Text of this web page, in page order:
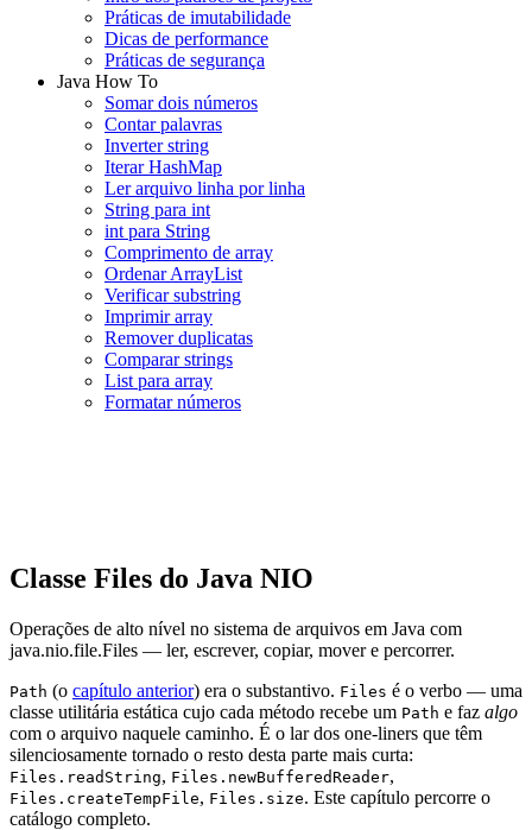
Práticas de imutabilidade
Dicas de performance
Práticas de segurança
Java How To
Somar dois números
Contar palavras
Inverter string
Iterar HashMap
Ler arquivo linha por linha
String para int
int para String
Comprimento de array
Ordenar ArrayList
Verificar substring
Imprimir array
Remover duplicatas
Comparar strings
List para array
Formatar números
Classe Files do Java NIO
Operações de alto nível no sistema de arquivos em Java com
java.nio.file.Files — ler, escrever, copiar, mover e percorrer.
Path (o capítulo anterior) era o substantivo. Files é o verbo — uma
classe utilitária estática cujo cada método recebe um Path e faz algo
com o arquivo naquele caminho. É o lar dos one-liners que têm
silenciosamente tornado o resto desta parte mais curta:
Files.readString, Files.newBufferedReader,
Files.createTempFile, Files.size. Este capítulo percorre o
catálogo completo.